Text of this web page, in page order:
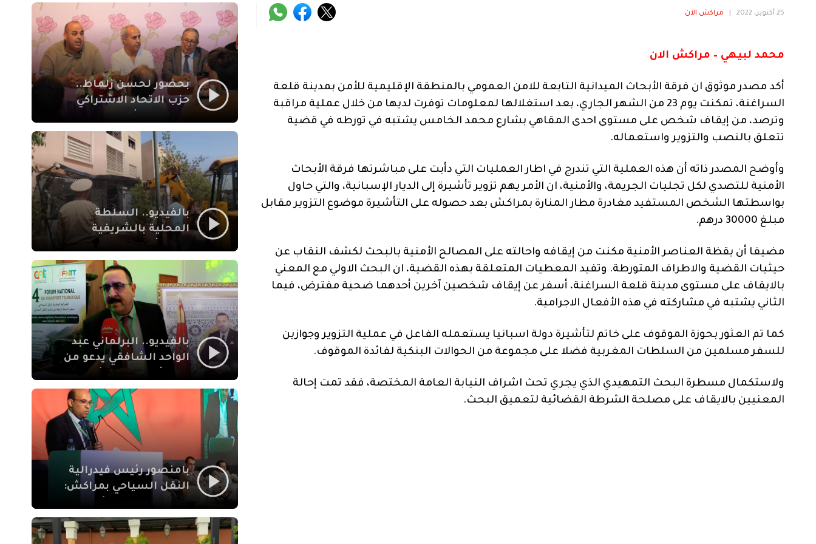
25 أكتوبر، 2022 مراكش الآن
محمد لبيهي – مراكش الان
أكد مصدر موثوق ان فرقة الأبحاث الميدانية التابعة للامن العمومي بالمنطقة الإقليمية للأمن بمدينة قلعة
السراغنة، تمكنت يوم 23 من الشهر الجاري، بعد استغلالها لمعلومات توفرت لديها من خلال عملية مراقبة
وترصد، من إيقاف شخص على مستوى احدى المقاهي بشارع محمد الخامس يشتبه في تورطه في قضية
تتعلق بالنصب والتزوير واستعماله.
وأوضح المصدر ذاته أن هذه العملية التي تندرج في اطار العمليات التي دأبت على مباشرتها فرقة الأبحاث
الأمنية للتصدي لكل تجليات الجريمة، والأمنية، ان الأمر يهم تزوير تأشيرة إلى الديار الإسبانية، والتي حاول
بواسطتها الشخص المستفيد مغادرة مطار المنارة بمراكش بعد حصوله على التأشيرة موضوع التزوير مقابل
مبلغ 30000 درهم.
مضيفا أن يقظة العناصر الأمنية مكنت من إيقافه واحالته على المصالح الأمنية بالبحث لكشف النقاب عن
حيثيات القضية والاطراف المتورطة. وتفيد المعطيات المتعلقة بهذه القضية، ان البحث الاولي مع المعني
بالايقاف على مستوى مدينة قلعة السراغنة، أسفر عن إيقاف شخصين آخرين أحدهما ضحية مفترض، فيما
الثاني يشتبه في مشاركته في هذه الأفعال الاجرامية.
كما تم العثور بحوزة الموقوف على خاتم لتأشيرة دولة اسبانيا يستعمله الفاعل في عملية التزوير وجوازين
للسفر مسلمين من السلطات المغربية فضلا على مجموعة من الحوالات البنكية لفائدة الموقوف.
ولاستكمال مسطرة البحث التمهيدي الذي يجري تحث اشراف النيابة العامة المختصة، فقد تمت إحالة
المعنيين بالايقاف على مصلحة الشرطة القضائية لتعميق البحث.
بمراكش
بحضور لحسن زلماط..
حزب الاتحاد الاشتراكي
مقراً بمقاطعة سيدي
يوسف بن علي مراكش
بالفيديو.. السلطة
المحلية بالشريفية
بنايات غير قانونية بإقامة
الإيمان
بالفيديو.. البرلماني عبد
الواحد الشافقي يدعو من
النقل السياحي لمواكبة
بامنصور رئيس فيدرالية
النقل السياحي بمراكش:
والاصلاح التشريعي
ركيزتان أساسيتان لكسب